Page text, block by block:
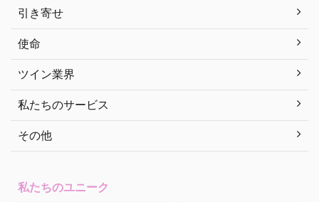
引き寄せ
使命
ツイン業界
私たちのサービス
その他
私たちのユニーク